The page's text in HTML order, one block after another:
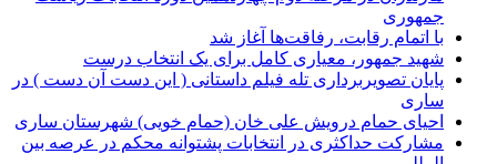
جمهوری
با اتمام رقابت، رفاقت‌ها آغاز شد
شهید جمهور، معیاری کامل برای یک انتخاب درست
پایان تصویربرداری تله فیلم داستانی ( این دست آن دست ) در
ساری
احیای حمام درویش علی خان (حمام خویی) شهرستان ساری
مشارکت حداکثری در انتخابات پشتوانه محکم در عرصه بین